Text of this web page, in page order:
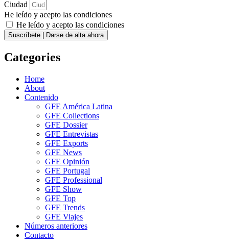
Ciudad
He leído y acepto las condiciones
He leído y acepto las condiciones
Suscríbete | Darse de alta ahora
Categories
Home
About
Contenido
GFE América Latina
GFE Collections
GFE Dossier
GFE Entrevistas
GFE Exports
GFE News
GFE Opinión
GFE Portugal
GFE Professional
GFE Show
GFE Top
GFE Trends
GFE Viajes
Números anteriores
Contacto